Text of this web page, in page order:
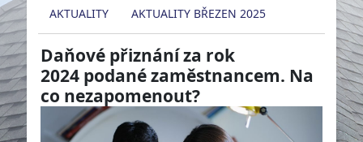
AKTUALITY AKTUALITY BŘEZEN 2025
Daňové přiznání za rok
2024 podané zaměstnancem. Na
co nezapomenout?